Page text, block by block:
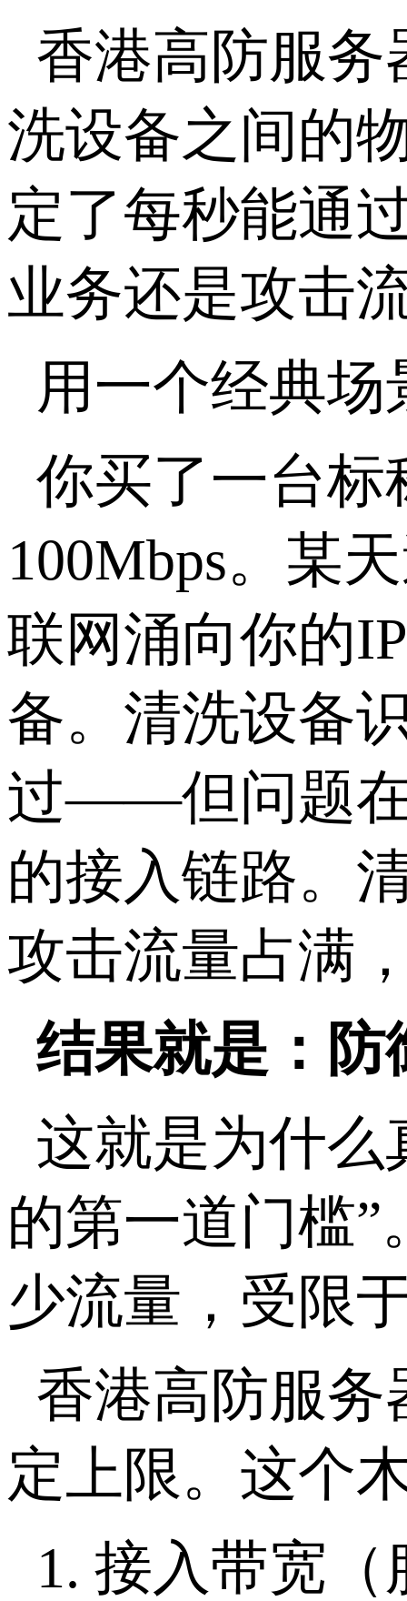
香港高防服务
洗设备之间的
定了每秒能通
业务还是攻击
用一个经典场
你买了一台标
100Mbps。某
联网涌向你的IP
备。清洗设备
过——但问题
的接入链路。
攻击流量占满
结果就是：防
这就是为什么
的第一道门槛
少流量，受限
香港高防服
定上限。这个
1. 接入带宽（